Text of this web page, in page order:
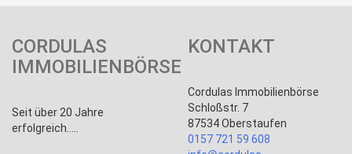
CORDULAS
IMMOBILIENBÖRSE
Seit über 20 Jahre
erfolgreich.....
KONTAKT
Cordulas Immobilienbörse
Schloßstr. 7
87534 Oberstaufen
0157 721 59 608